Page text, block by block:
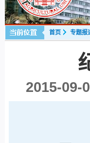
首页 专题报
2015-09-